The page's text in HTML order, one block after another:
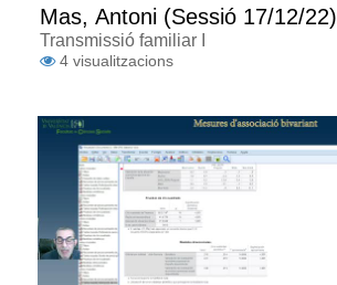
Mas, Antoni (Sessió 17/12/22)
Transmissió familiar I
4 visualitzacions